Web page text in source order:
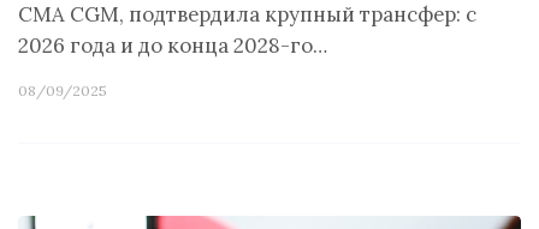
CMA CGM, подтвердила крупный трансфер: с
2026 года и до конца 2028-го…
08/09/2025